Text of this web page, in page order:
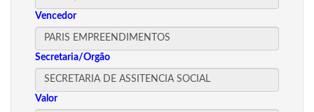
Vencedor
Secretaria/Orgão
Valor